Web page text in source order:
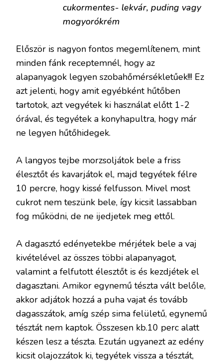
cukormentes- lekvár, puding vagy
mogyorókrém
Először is nagyon fontos megemlítenem, mint
minden fánk receptemnél, hogy az
alapanyagok legyen szobahőmérsékletűek!!! Ez
azt jelenti, hogy amit egyébként hűtőben
tartotok, azt vegyétek ki használat előtt 1-2
órával, és tegyétek a konyhapultra, hogy már
ne legyen hűtőhidegek.
A langyos tejbe morzsoljátok bele a friss
élesztőt és kavarjátok el, majd tegyétek félre
10 percre, hogy kissé felfusson. Mivel most
cukrot nem teszünk bele, így kicsit lassabban
fog működni, de ne ijedjetek meg ettől.
A dagasztó edényetekbe mérjétek bele a vaj
kivételével az összes többi alapanyagot,
valamint a felfutott élesztőt is és kezdjétek el
dagasztani. Amikor egynemű tészta vált belőle,
akkor adjátok hozzá a puha vajat és tovább
dagasszátok, amíg szép sima felületű, egynemű
tésztát nem kaptok. Összesen kb.10 perc alatt
készen lesz a tészta. Ezután ugyanezt az edény
kicsit olajozzátok ki, tegyétek vissza a tésztát,